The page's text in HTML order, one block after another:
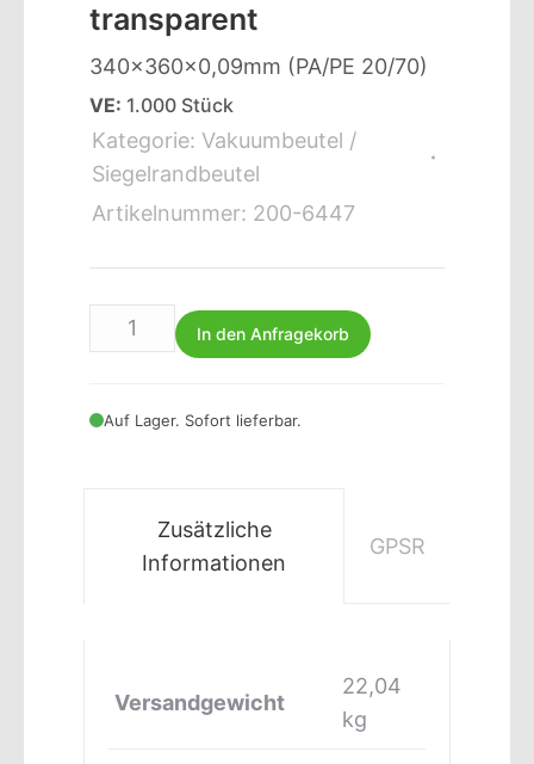
transparent
340x360x0,09mm (PA/PE 20/70)
VE: 1.000 Stück
Kategorie: Vakuumbeutel /
Siegelrandbeutel
Artikelnummer: 200-6447
In den Anfragekorb
Auf Lager. Sofort lieferbar.
Zusätzliche
Informationen
GPSR
Versandgewicht
22,04
kg